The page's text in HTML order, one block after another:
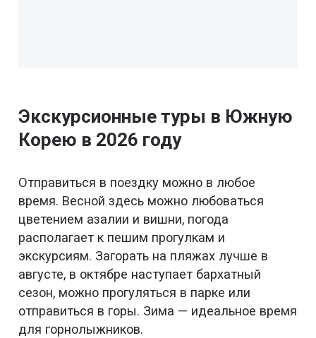
Экскурсионные туры в Южную
Корею в 2026 году
Отправиться в поездку можно в любое
время. Весной здесь можно любоваться
цветением азалии и вишни, погода
располагает к пешим прогулкам и
экскурсиям. Загорать на пляжах лучше в
августе, в октябре наступает бархатный
сезон, можно прогуляться в парке или
отправиться в горы. Зима — идеальное время
для горнолыжников.